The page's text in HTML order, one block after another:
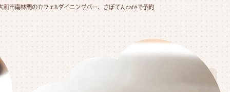
和市南林間のカフェ&ダイニングバー、さぼてんcaféで予約